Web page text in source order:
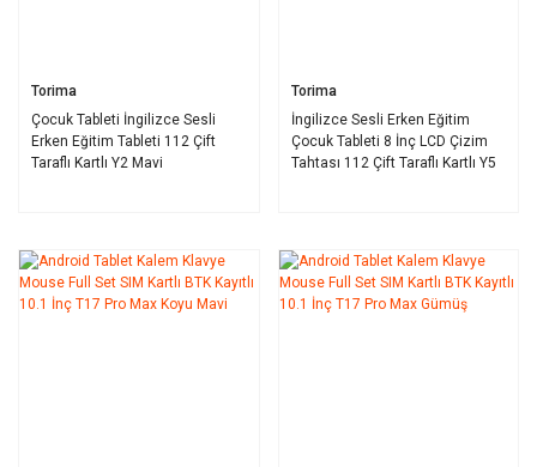
Torima
Çocuk Tableti İngilizce Sesli
Erken Eğitim Tableti 112 Çift
Taraflı Kartlı Y2 Mavi
Torima
İngilizce Sesli Erken Eğitim
Çocuk Tableti 8 İnç LCD Çizim
Tahtası 112 Çift Taraflı Kartlı Y5